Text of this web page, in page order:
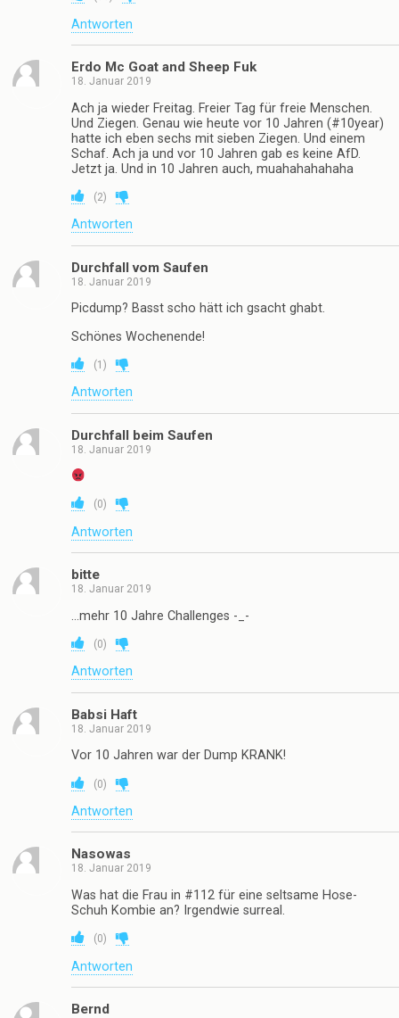
(26)
Antworten
La Boheme
18. Januar 2019
@BunkerArzt GENAU DASSELBE habe ich mich auch
gefragt. Wie uncool sind wir bitte? Wie traurig ist es
doch?! Schei?e Welt, manchmal hasse ich dass alle
meinen, hip wäre toll und man muss jeden Scheiss
mitmachen. Das ist Armut im Geiste.
(11)
Antworten
Erdo Mc Goat and Sheep Fuk
18. Januar 2019
Ach ja wieder Freitag. Freier Tag für freie Menschen.
hatte ich eben sechs mit sieben Ziegen. Und einem
Schaf. Ach ja und vor 10 Jahren gab es keine AfD.
Jetzt ja. Und in 10 Jahren auch, muahahahahaha
Antworten
18. Januar 2019
Picdump? Basst scho hätt ich gsacht ghabt.
(1)
Antworten
18. Januar 2019
(0)
Antworten
18. Januar 2019
(0)
Antworten
Babsi Haft
Vor 10 Jahren war der Dump KRANK!
(0)